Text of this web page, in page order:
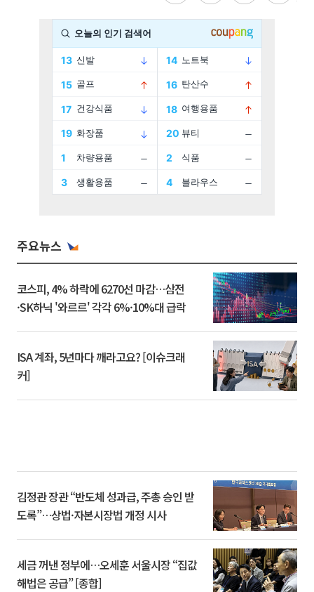
주요뉴스
코스피, 4% 하락에 6270선 마감…삼전
·SK하닉 '와르르' 각각 6%·10%대 급락
ISA 계좌, 5년마다 깨라고요? [이슈크래
커]
김정관 장관 “반도체 성과급, 주총 승인 받
도록”…상법·자본시장법 개정 시사
세금 꺼낸 정부에…오세훈 서울시장 “집값
해법은 공급” [종합]